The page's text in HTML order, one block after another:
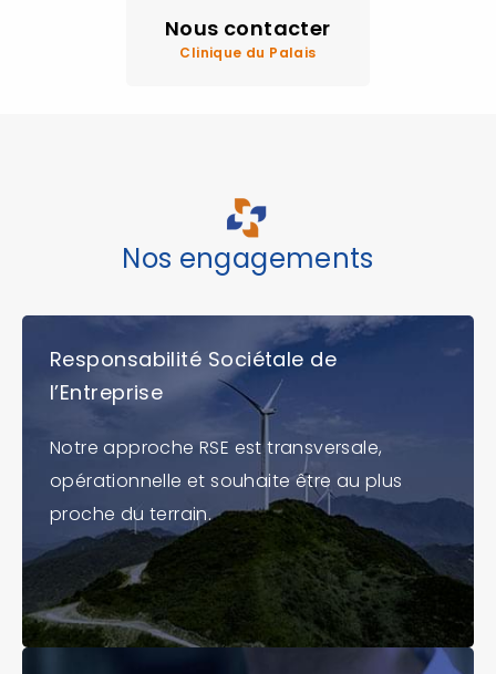
Nous contacter
Clinique du Palais
Nos engagements
Responsabilité Sociétale de
l’Entreprise
Notre approche RSE est transversale,
opérationnelle et souhaite être au plus
proche du terrain.